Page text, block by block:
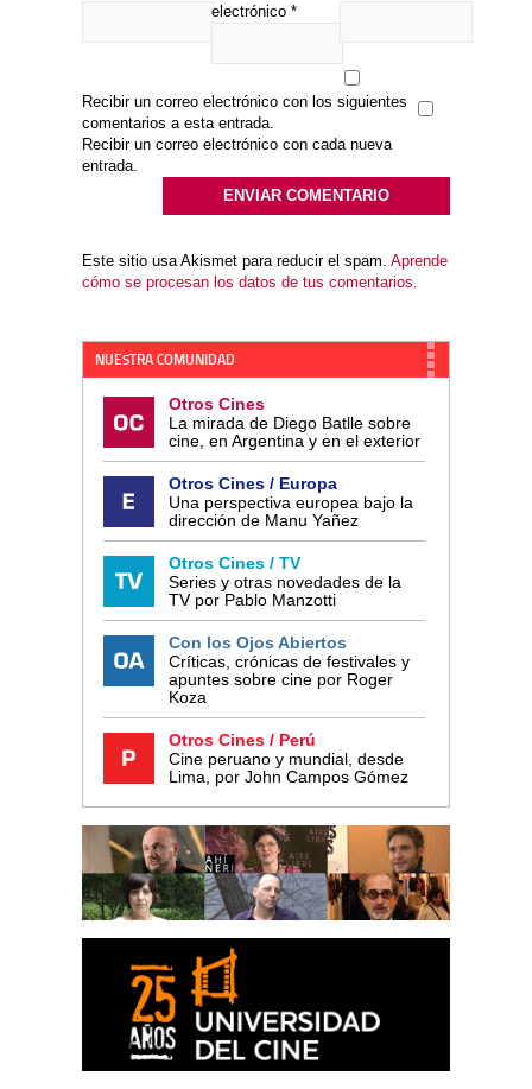
electrónico *
Recibir un correo electrónico con los siguientes
comentarios a esta entrada.
Recibir un correo electrónico con cada nueva
entrada.
Este sitio usa Akismet para reducir el spam. Aprende
cómo se procesan los datos de tus comentarios.
NUESTRA COMUNIDAD
Otros Cines
La mirada de Diego Batlle sobre
cine, en Argentina y en el exterior
Otros Cines / Europa
Una perspectiva europea bajo la
dirección de Manu Yañez
Otros Cines / TV
Series y otras novedades de la
TV por Pablo Manzotti
Con los Ojos Abiertos
Críticas, crónicas de festivales y
apuntes sobre cine por Roger
Koza
Otros Cines / Perú
Cine peruano y mundial, desde
Lima, por John Campos Gómez